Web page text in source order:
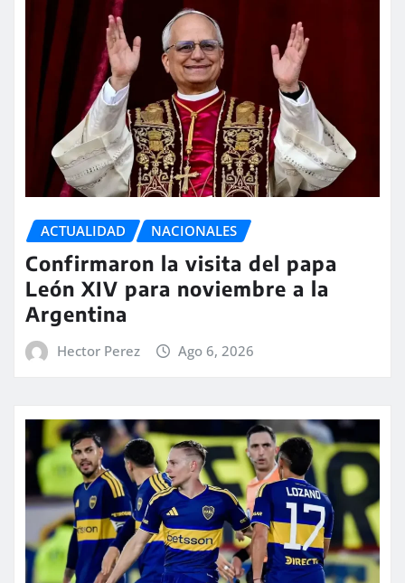
ACTUALIDAD NACIONALES
Confirmaron la visita del papa
León XIV para noviembre a la
Argentina
Hector Perez Ago 6, 2026